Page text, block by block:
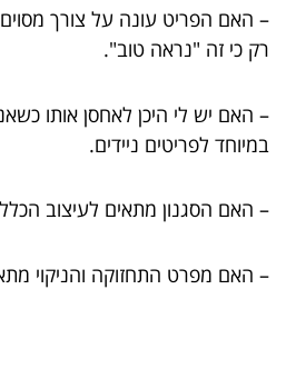
– האם הפריט עונה על צורך
רק כי זה "נראה טוב".
– האם יש לי היכן לאחסן אותו
במיוחד לפריטים ניידים.
– האם הסגנון מתאים לעיצוב
– האם מפרט התחזוקה והניקוי